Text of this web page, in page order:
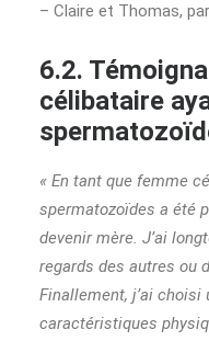
– Claire et Thomas,
6.2.
célibataire
« En tant que femme
spermatozoïdes a été
devenir mère. J’ai
regards des autres ou
Finallement, j’ai choisi
caractéristiques